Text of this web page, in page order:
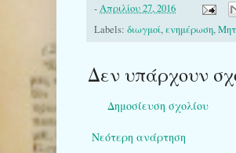
-Απριλίου 27, 2016
Labels: διωγμοί,ενημέρωση,
Δεν υπάρχουν
Δημοσίευση σχολίου
Νεότερη ανάρτηση